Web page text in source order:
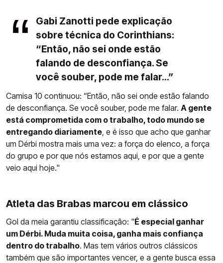
Gabi Zanotti pede explicação
sobre técnica do Corinthians:
“Então, não sei onde estão
falando de desconfiança. Se
você souber, pode me falar...”
Camisa 10 continuou: “Então, não sei onde estão falando
de desconfiança. Se você souber, pode me falar. A gente
está comprometida com o trabalho, todo mundo se
entregando diariamente , e é isso que acho que ganhar
um Dérbi mostra mais uma vez: a força do elenco, a força
do grupo e por que nós estamos aqui, e por que a gente
veio aqui hoje."
Atleta das Brabas marcou em clássico
Gol da meia garantiu classificação: "É especial ganhar
um Dérbi. Muda muita coisa, ganha mais confiança
dentro do trabalho. Mas tem vários outros clássicos
também que são importantes vencer, e a gente busca essa